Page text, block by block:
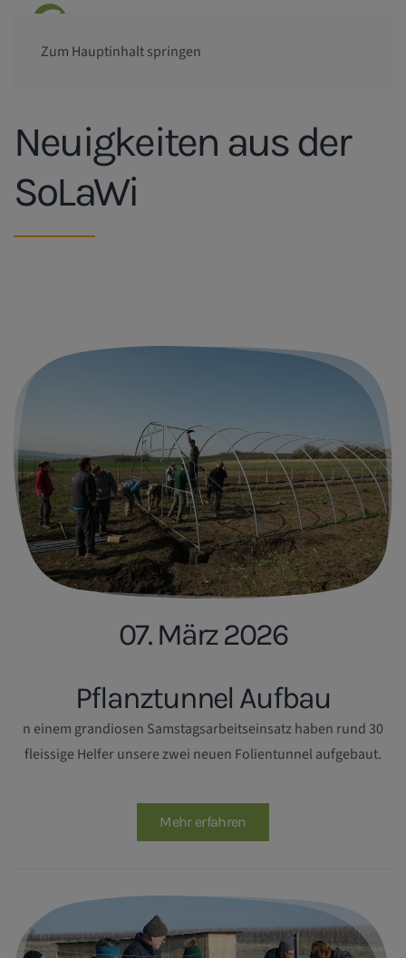
Zum Hauptinhalt springen
Neuigkeiten aus der
SoLaWi
07. März 2026
Pflanztunnel Aufbau
n einem grandiosen Samstagsarbeitseinsatz haben rund 30
fleissige Helfer unsere zwei neuen Folientunnel aufgebaut.
Mehr erfahren